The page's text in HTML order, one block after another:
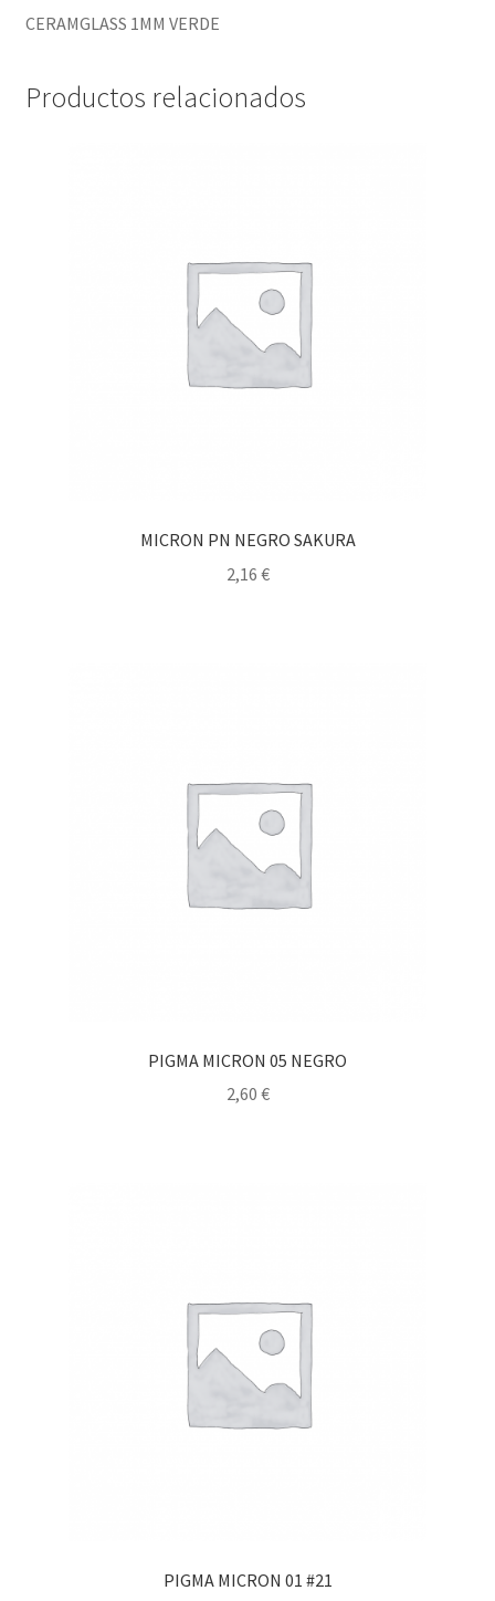
CERAMGLASS 1MM VERDE
Productos relacionados
MICRON PN NEGRO SAKURA
2,16 €
PIGMA MICRON 05 NEGRO
2,60 €
PIGMA MICRON 01 #21